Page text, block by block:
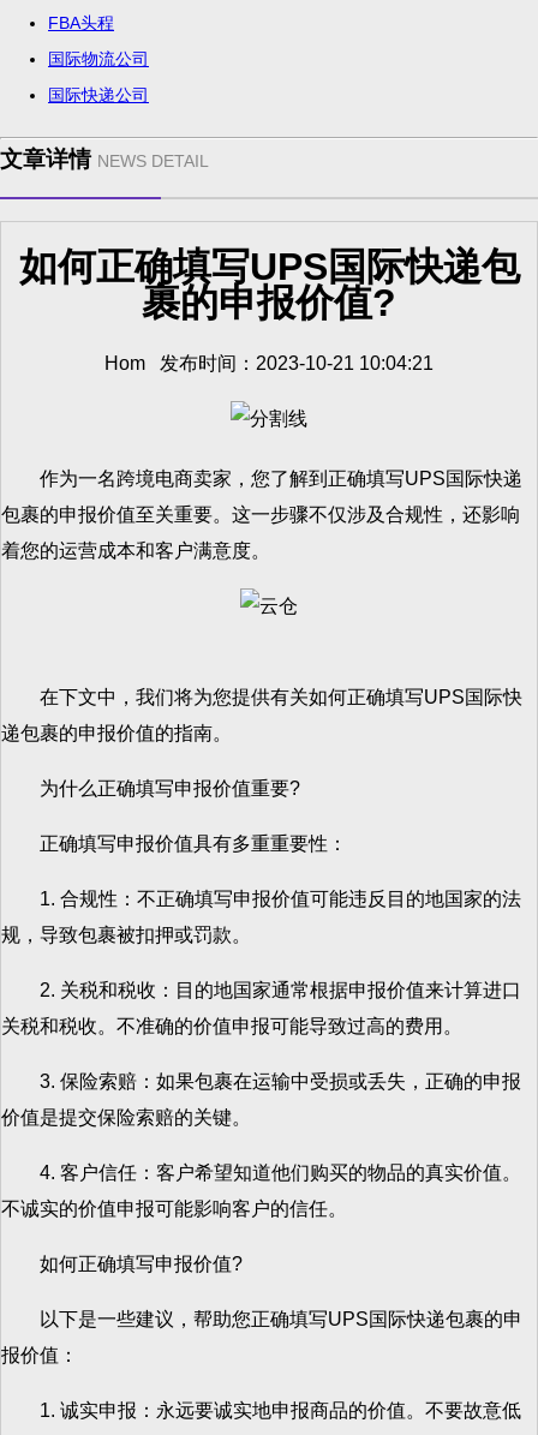
FBA头程
国际物流公司
国际快递公司
文章详情 NEWS DETAIL
如何正确填写UPS国际快递包
裹的申报价值?
Hom 发布时间：2023-10-21 10:04:21
作为一名跨境电商卖家，您了解到正确填写UPS国际快递
包裹的申报价值至关重要。这一步骤不仅涉及合规性，还影响
着您的运营成本和客户满意度。
在下文中，我们将为您提供有关如何正确填写UPS国际快
递包裹的申报价值的指南。
为什么正确填写申报价值重要?
正确填写申报价值具有多重重要性：
1. 合规性：不正确填写申报价值可能违反目的地国家的法
规，导致包裹被扣押或罚款。
2. 关税和税收：目的地国家通常根据申报价值来计算进口
关税和税收。不准确的价值申报可能导致过高的费用。
3. 保险索赔：如果包裹在运输中受损或丢失，正确的申报
价值是提交保险索赔的关键。
4. 客户信任：客户希望知道他们购买的物品的真实价值。
不诚实的价值申报可能影响客户的信任。
如何正确填写申报价值?
以下是一些建议，帮助您正确填写UPS国际快递包裹的申
报价值：
1. 诚实申报：永远要诚实地申报商品的价值。不要故意低